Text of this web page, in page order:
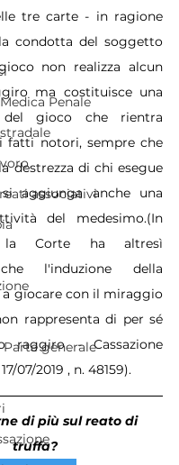
Penale
associativi
generale
tre carte - in ragione
condotta del soggetto
non realizza alcun
ma costituisce una
del gioco che rientra
fatti notori, sempre che
destrezza di chi esegue
aggiunga anche una
del medesimo.(In
la Corte ha altresì
l'induzione della
a giocare con il miraggio
rappresenta di per sé
- Cassazione
07/2019 , n. 48159).
di più sul reato di
truffa?